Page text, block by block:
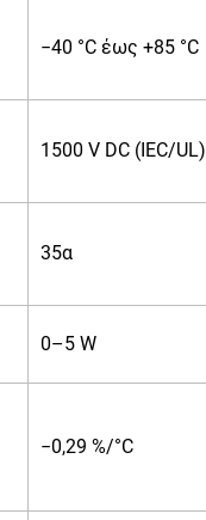
−40 °C έως +85 °C
1500 V DC (IEC/UL)
35α
0–5 W
−0,29 %/°C